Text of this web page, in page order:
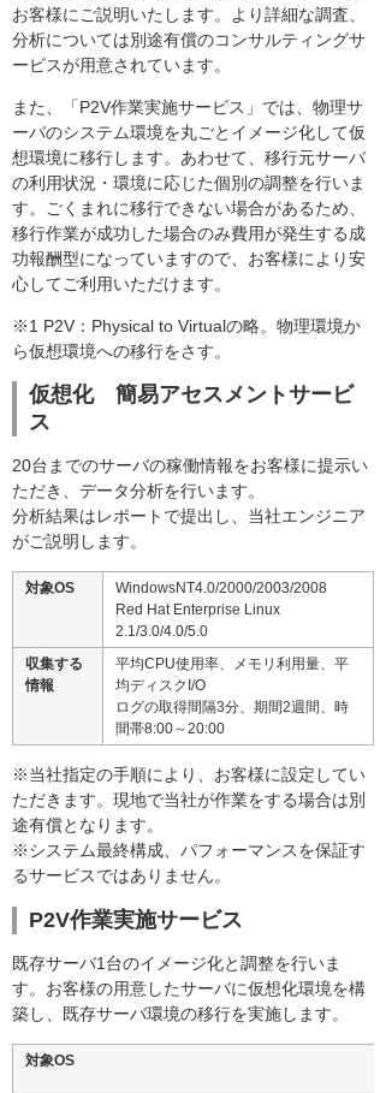
お客様にご説明いたします。より詳細な調査、
分析については別途有償のコンサルティングサ
ービスが用意されています。
また、「P2V作業実施サービス」では、物理サ
ーバのシステム環境を丸ごとイメージ化して仮
想環境に移行します。あわせて、移行元サーバ
の利用状況・環境に応じた個別の調整を行いま
す。ごくまれに移行できない場合があるため、
移行作業が成功した場合のみ費用が発生する成
功報酬型になっていますので、お客様により安
心してご利用いただけます。
※1 P2V：Physical to Virtualの略。物理環境か
ら仮想環境への移行をさす。
仮想化 簡易アセスメントサービ
ス
20台までのサーバの稼働情報をお客様に提示い
ただき、データ分析を行います。
分析結果はレポートで提出し、当社エンジニア
がご説明します。
対象OS
WindowsNT4.0/2000/2003/2008
Red Hat Enterprise Linux
2.1/3.0/4.0/5.0
収集する
情報
平均CPU使用率、メモリ利用量、平
均ディスクI/O
ログの取得間隔3分、期間2週間、時
間帯8:00～20:00
※当社指定の手順により、お客様に設定してい
ただきます。現地で当社が作業をする場合は別
途有償となります。
※システム最終構成、パフォーマンスを保証す
るサービスではありません。
P2V作業実施サービス
既存サーバ1台のイメージ化と調整を行いま
す。お客様の用意したサーバに仮想化環境を構
築し、既存サーバ環境の移行を実施します。
対象OS